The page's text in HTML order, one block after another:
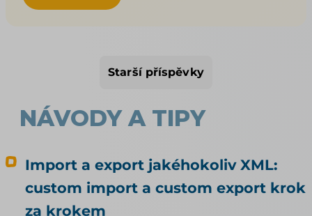
klade nároky a kam jinam se dá doma a na
samostatných článcích; tady jde o Alzu a další
Starší příspěvky
NÁVODY A TIPY
Import a export jakéhokoliv XML:
custom import a custom export krok
za krokem